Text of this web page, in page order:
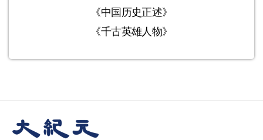
《中国历史正述》
《千古英雄人物》